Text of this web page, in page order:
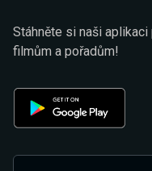
Stáhněte si naši
filmům a pořadům!